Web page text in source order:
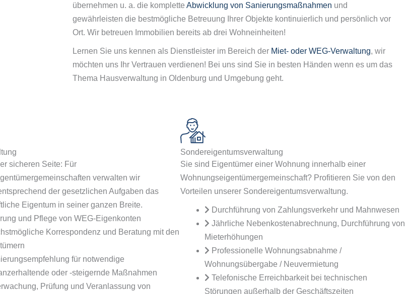
übernehmen u. a. die komplette Abwicklung von Sanierungsmaßnahmen und
gewährleisten die bestmögliche Betreuung Ihrer Objekte kontinuierlich und persönlich vor
Ort. Wir betreuen Immobilien bereits ab drei Wohneinheiten!
Lernen Sie uns kennen als Dienstleister im Bereich der Miet- oder WEG-Verwaltung, wir
möchten uns Ihr Vertrauen verdienen! Bei uns sind Sie in besten Händen wenn es um das
Thema Hausverwaltung in Oldenburg und Umgebung geht.
sicheren Seite: Für
verwalten wir
der gesetzlichen Aufgaben das
Eigentum in seiner ganzen Breite.
und Pflege von WEG-Eigenkonten
Korrespondenz und Beratung mit den
für notwendige
oder -steigernde Maßnahmen
Prüfung und Veranlassung von
Sonder­eigentums­verwaltung
Sie sind Eigentümer einer Wohnung innerhalb einer
Wohnungseigentümergemeinschaft? Profitieren Sie von den
Vorteilen unserer Sondereigentumsverwaltung.
Durchführung von Zahlungsverkehr und Mahnwesen
Jährliche Nebenkostenabrechnung, Durchführung von
Mieterhöhungen
Professionelle Wohnungsabnahme /
Wohnungsübergabe / Neuvermietung
Telefonische Erreichbarkeit bei technischen
Störungen außerhalb der Geschäftszeiten